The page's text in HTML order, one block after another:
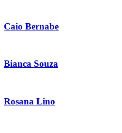
Caio Bernabe
Bianca Souza
Rosana Lino